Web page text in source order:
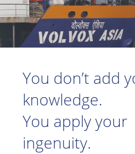
You don’t add
knowledge.
You apply your
ingenuity.